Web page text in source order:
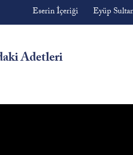
Eserin İçeriği Eyüp
Adetleri